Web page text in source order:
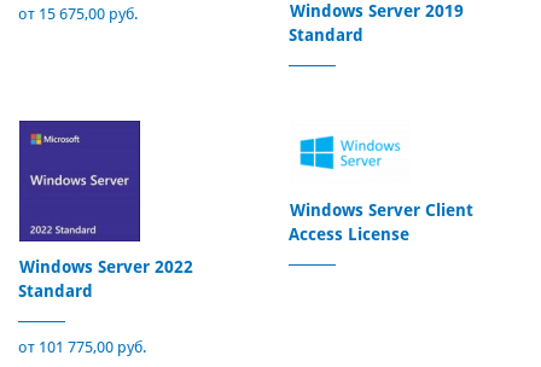
от 15 675,00 руб.
Windows Server 2019
Standard
Windows Server 2022
Standard
от 101 775,00 руб.
Windows Server Client
Access License